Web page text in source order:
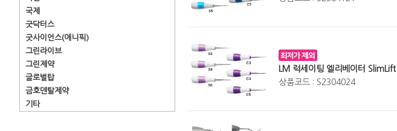
국제
굿닥터스
굿사이언스(애니픽)
그린라이브
그린제약
글로벌탑
금호덴탈제약
기타
LM 럭세이팅 엘리베이터 SlimLift
상품코드 : S2304024